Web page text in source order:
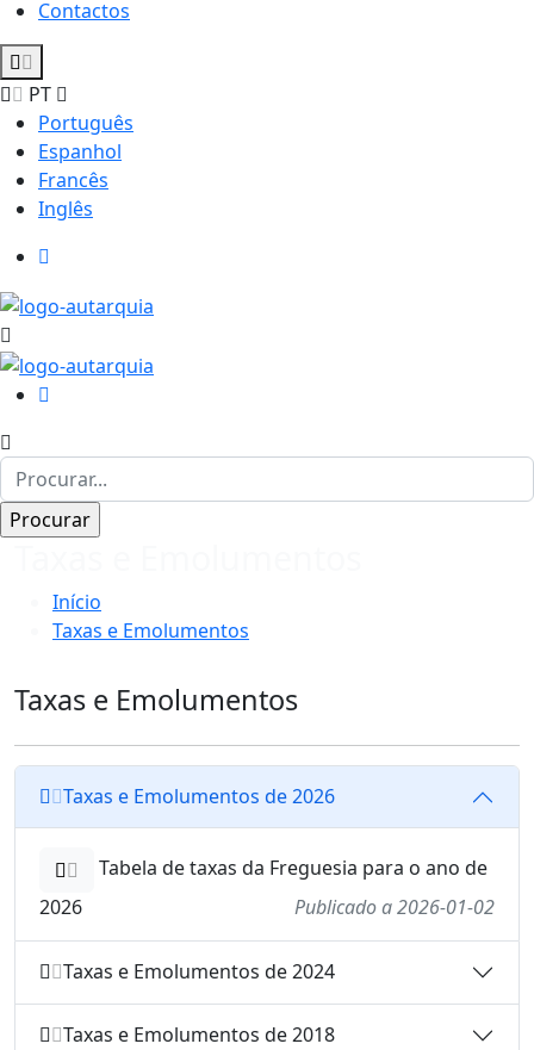
Contactos
PT
Português
Espanhol
Francês
Inglês
Início
Taxas e Emolumentos
Taxas e Emolumentos
Taxas e Emolumentos de 2026
Tabela de taxas da Freguesia para o ano de
2026
Publicado a 2026-01-02
Taxas e Emolumentos de 2024
Taxas e Emolumentos de 2018